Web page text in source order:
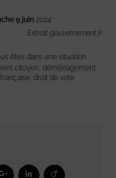
9 juin 2024″
Extrait gouvernement.fr
êtes dans une situation
citoyen, déménagement
droit de vote